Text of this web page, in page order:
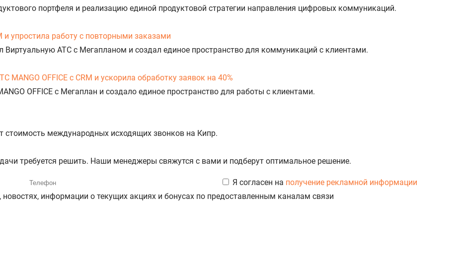
портфеля и реализацию единой продуктовой стратегии направления цифровых коммуникаций.
и упростила работу с повторными заказами
Виртуальную АТС с Мегапланом и создал единое пространство для коммуникаций с клиентами.
MANGO OFFICE с CRM и ускорила обработку заявок на 40%
OFFICE с Мегаплан и создало единое пространство для работы с клиентами.
стоимость международных исходящих звонков на Кипр.
требуется решить. Наши менеджеры свяжутся с вами и подберут оптимальное решение.
Я согласен на получение рекламной информации
новостях, информации о текущих акциях и бонусах по предоставленным каналам связи